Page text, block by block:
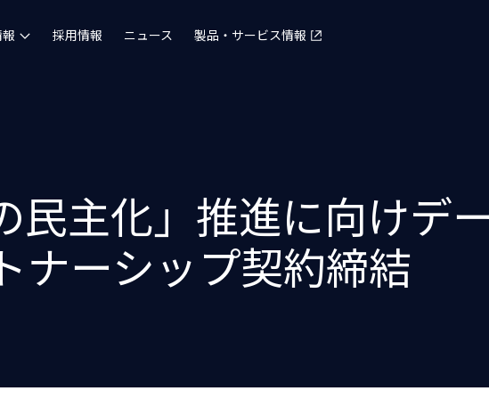
採用情報 ニュース 製品・サービス情報
民主化」推進に向けデ
ナーシップ契約締結